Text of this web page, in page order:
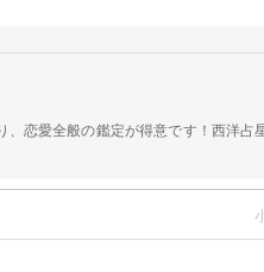
恋愛全般の鑑定が得意です！西洋占